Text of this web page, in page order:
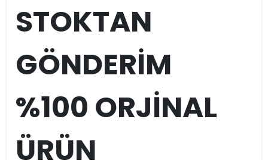
STOKTAN
GÖNDERİM
%100 ORJİNAL
ÜRÜN